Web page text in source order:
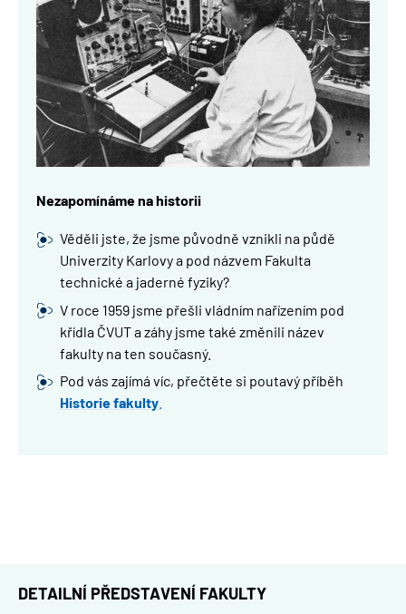
Nezapomínáme na historii
Věděli jste, že jsme původně vznikli na půdě
Univerzity Karlovy a pod názvem Fakulta
technické a jaderné fyziky?
V roce 1959 jsme přešli vládním nařízením pod
křídla ČVUT a záhy jsme také změnili název
fakulty na ten současný.
Pod vás zajímá víc, přečtěte si poutavý příběh
Historie fakulty.
DETAILNÍ PŘEDSTAVENÍ FAKULTY